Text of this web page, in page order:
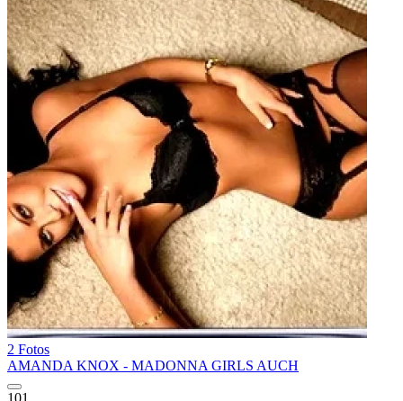
2 Fotos
AMANDA KNOX - MADONNA GIRLS AUCH
101